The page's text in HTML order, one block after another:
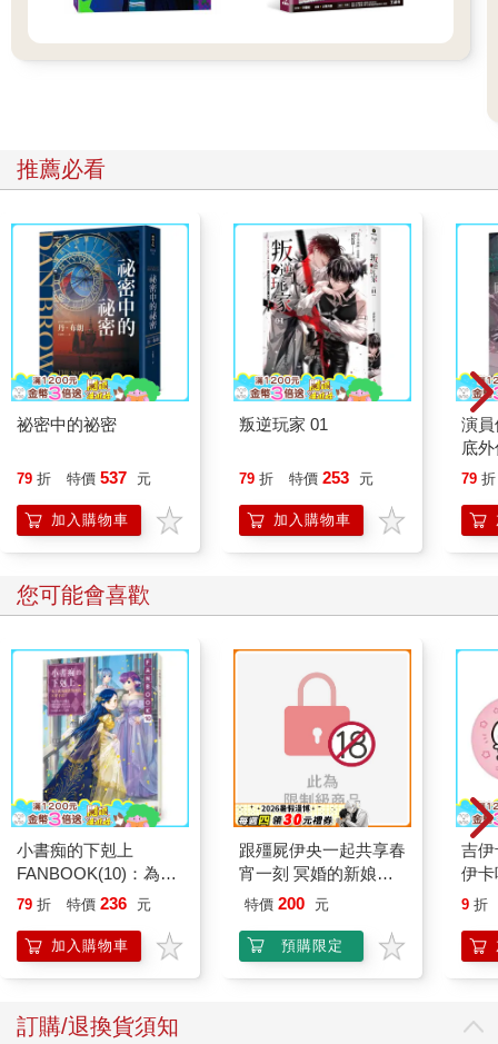
推薦必看
祕密中的祕密
79 折 特價 537 元
加入購物車
叛逆玩家 01
79 折 特價 253 元
加入購物車
演
底
79 折
您可能會喜歡
小書痴的下剋上
FANBOOK(10)：為了
成為圖書管理員不擇手
79 折 特價 236 元
加入購物車
跟殭屍伊央一起共享春
宵一刻 冥婚的新娘番
外篇
特價 200 元
預購限定
吉
伊卡
9 折
訂購/退換貨須知